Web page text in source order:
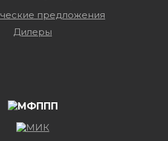
предложения
Дилеры